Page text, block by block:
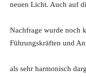
neuen Licht. Auch auf
Nachfrage wurde noch
Führungskräften und
als sehr harmonisch